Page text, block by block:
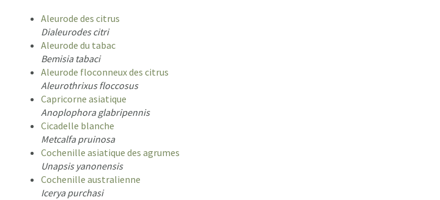
Aleurode des citrus
Dialeurodes citri
Aleurode du tabac
Bemisia tabaci
Aleurode floconneux des citrus
Aleurothrixus floccosus
Capricorne asiatique
Anoplophora glabripennis
Cicadelle blanche
Metcalfa pruinosa
Cochenille asiatique des agrumes
Unapsis yanonensis
Cochenille australienne
Icerya purchasi